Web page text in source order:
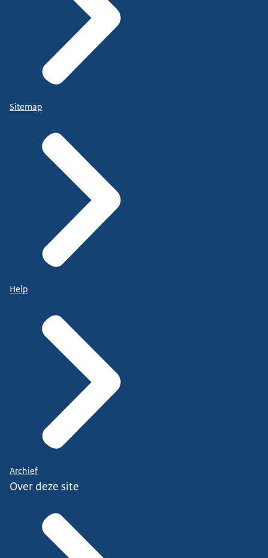
Sitemap
Help
Archief
Over deze site